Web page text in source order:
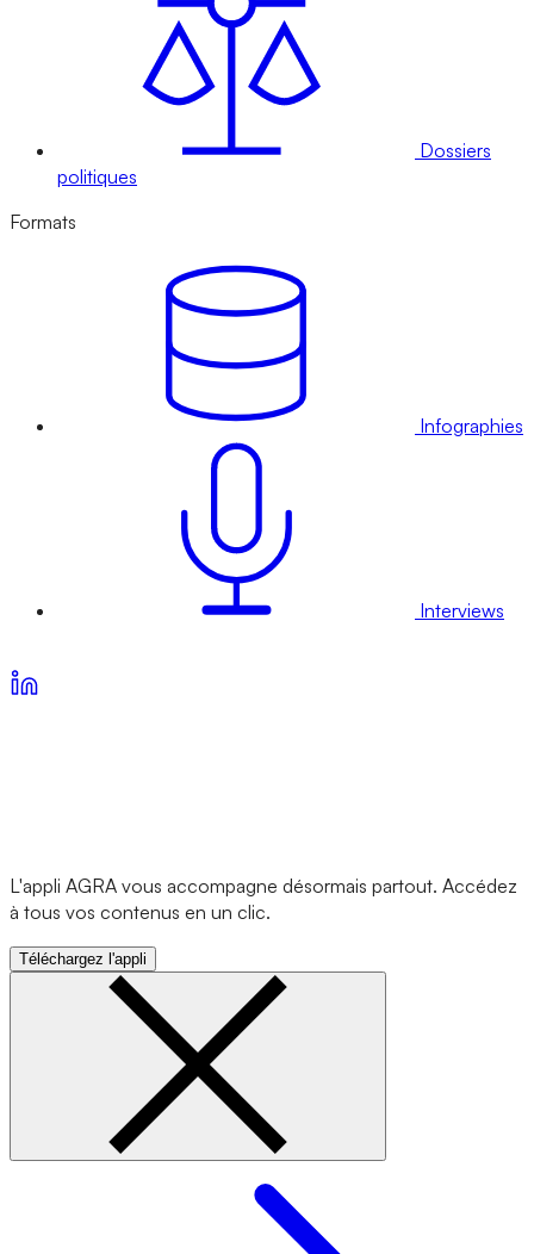
Dossiers
politiques
Formats
Infographies
Interviews
L'appli AGRA vous accompagne désormais partout. Accédez
à tous vos contenus en un clic.
Téléchargez l'appli